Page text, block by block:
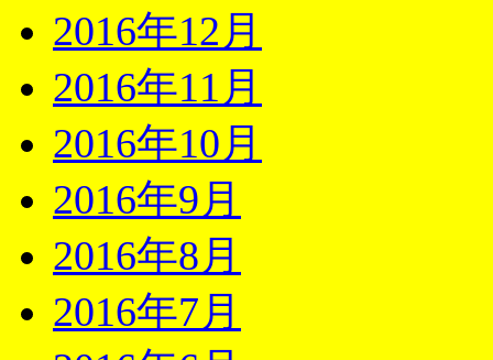
2016年12月
2016年11月
2016年10月
2016年9月
2016年8月
2016年7月